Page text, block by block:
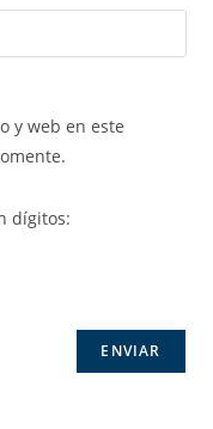
y web en este
dígitos: